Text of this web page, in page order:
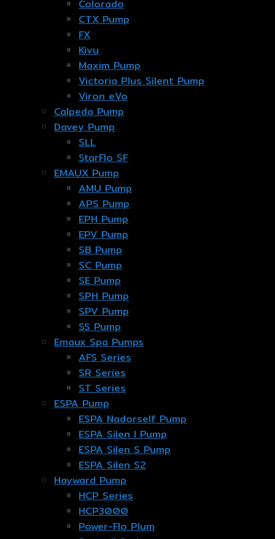
Colorado
CTX Pump
FX
Kivu
Maxim Pump
Victoria Plus Silent Pump
Viron eVo
Calpeda Pump
Davey Pump
SLL
StarFlo SF
EMAUX Pump
AMU Pump
APS Pump
EPH Pump
EPV Pump
SB Pump
SC Pump
SE Pump
SPH Pump
SPV Pump
SS Pump
Emaux Spa Pumps
AFS Series
SR Series
ST Series
ESPA Pump
ESPA Nadorself Pump
ESPA Silen I Pump
ESPA Silen S Pump
ESPA Silen S2
Hayward Pump
HCP Series
HCP3000
Power-Flo Plum